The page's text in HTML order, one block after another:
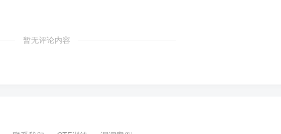
暂无评论内容